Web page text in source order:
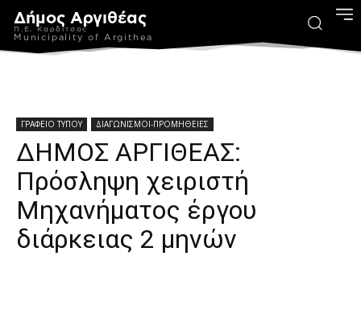
Δήμος Αργιθέας
Π.Ε. Καρδίτσας
Municipality of Argithea
ΓΡΑΦΕΙΟ ΤΥΠΟΥ ΔΙΑΓΩΝΙΣΜΟΙ-ΠΡΟΜΗΘΕΙΕΣ
ΔΗΜΟΣ ΑΡΓΙΘΕΑΣ:
Πρόσληψη χειριστή
Μηχανήματος έργου
διάρκειας 2 μηνών